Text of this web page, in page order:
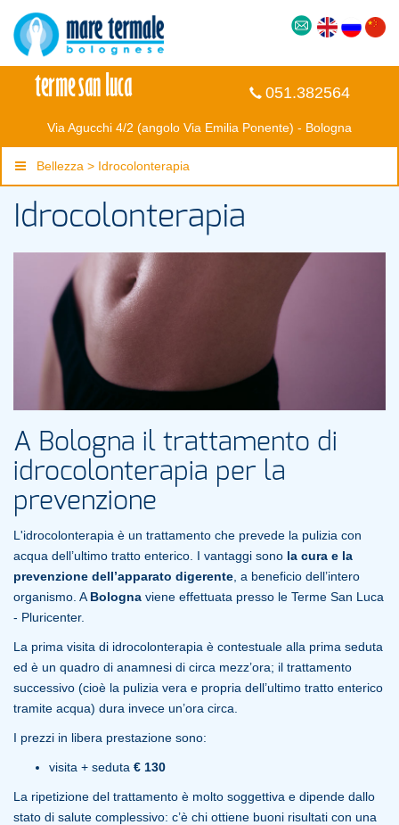
051.382564
Via Agucchi 4/2 (angolo Via Emilia Ponente) - Bologna
Bellezza > Idrocolonterapia
Idrocolonterapia
A Bologna il trattamento di
idrocolonterapia per la
prevenzione
L'idrocolonterapia è un trattamento che prevede la pulizia con
acqua dell’ultimo tratto enterico. I vantaggi sono la cura e la
prevenzione dell’apparato digerente , a beneficio dell’intero
organismo. A Bologna viene effettuata presso le Terme San Luca
- Pluricenter.
La prima visita di idrocolonterapia è contestuale alla prima seduta
ed è un quadro di anamnesi di circa mezz’ora; il trattamento
successivo (cioè la pulizia vera e propria dell’ultimo tratto enterico
tramite acqua) dura invece un’ora circa.
I prezzi in libera prestazione sono:
visita + seduta € 130
La ripetizione del trattamento è molto soggettiva e dipende dallo
stato di salute complessivo: c’è chi ottiene buoni risultati con una